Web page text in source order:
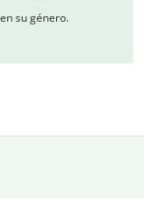
su género.